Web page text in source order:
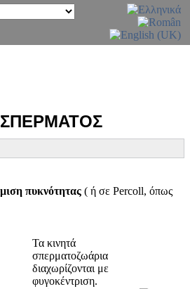
ΣΠΕΡΜΑΤΟΣ
πυκνότητας ( ή σε Percoll, όπως
Τα κινητά
σπερματοζωάρια
διαχωρίζονται με
φυγοκέντριση.